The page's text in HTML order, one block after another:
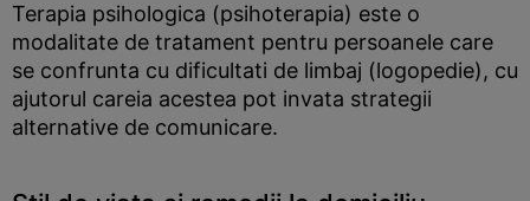
Terapia psihologica (psihoterapia) este o
modalitate de tratament pentru persoanele care
se confrunta cu dificultati de limbaj (logopedie), cu
ajutorul careia acestea pot invata strategii
alternative de comunicare.